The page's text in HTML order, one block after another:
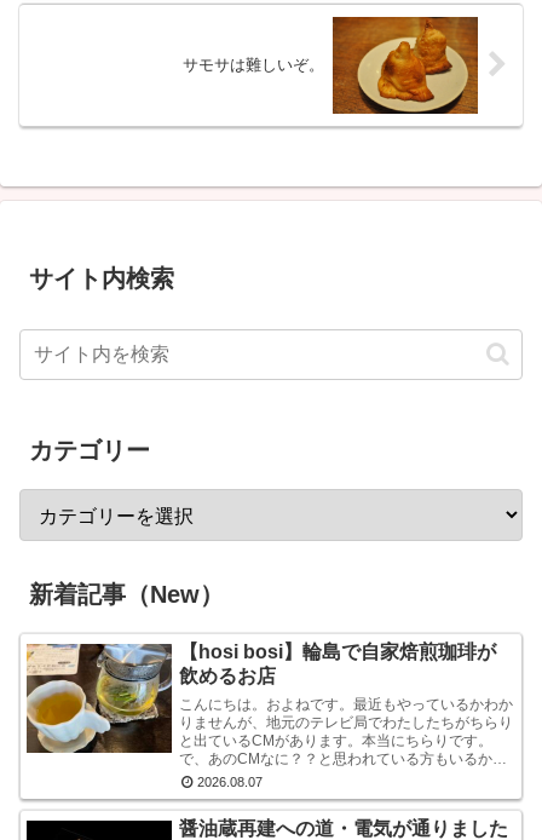
サモサは難しいぞ。
サイト内検索
カテゴリー
新着記事（New）
【hosi bosi】輪島で自家焙煎珈琲が
飲めるお店
こんにちは。およねです。最近もやっているかわか
りませんが、地元のテレビ局でわたしたちがちらり
と出ているCMがあります。本当にちらりです。
で、あのCMなに？？と思われている方もいるかも
しれませんが、あれは『石川県信用保証協会』とい
う、中小企業...
2026.08.07
醤油蔵再建への道・電気が通りました